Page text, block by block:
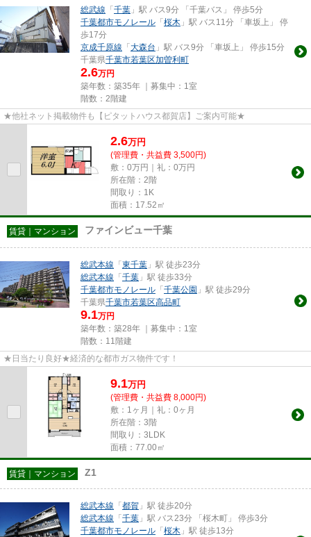
総武線 「 千葉 」駅 バス9分 「千葉バス」 停歩5分
千葉都市モノレール 「 桜木 」駅 バス11分 「車坂上」 停
歩17分
京成千原線 「 大森台 」駅 バス9分 「車坂上」 停歩15分
千葉県千葉市若葉区加曽利町
2.6万円
築年数：築35年 ｜募集中： 1室
階数：2階建
★他社ネット掲載物件も【ピタットハウス都賀店】ご案内可能★
2.6万円
(管理費・共益費 3,500円)
敷：0万円｜礼：0万円
所在階：2階
間取り：1K
面積：17.52㎡
賃貸｜マンション ファインビュー千葉
総武本線 「 東千葉 」駅 徒歩23分
総武本線 「 千葉 」駅 徒歩33分
千葉都市モノレール 「 千葉公園 」駅 徒歩29分
千葉県千葉市若葉区高品町
9.1万円
築年数：築28年 ｜募集中： 1室
階数：11階建
★日当たり良好★経済的な都市ガス物件です！
9.1万円
(管理費・共益費 8,000円)
敷：1ヶ月｜礼：0ヶ月
所在階：3階
間取り：3LDK
面積：77.00㎡
賃貸｜マンション Z1
総武本線 「 都賀 」駅 徒歩20分
総武本線 「 千葉 」駅 バス23分 「桜木町」 停歩3分
千葉都市モノレール 「 桜木 」駅 徒歩13分